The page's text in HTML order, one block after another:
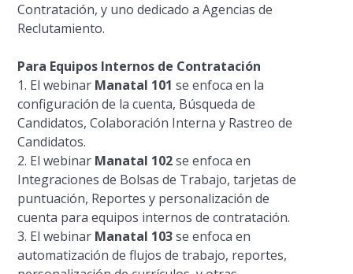
Contratación, y uno dedicado a Agencias de
Reclutamiento.
Para Equipos Internos de Contratación
1. El webinar Manatal 101 se enfoca en la
configuración de la cuenta, Búsqueda de
Candidatos, Colaboración Interna y Rastreo de
Candidatos.
2. El webinar Manatal 102se enfoca en
Integraciones de Bolsas de Trabajo, tarjetas de
puntuación, Reportes y personalización de
cuenta para equipos internos de contratación.
3. El webinar Manatal 103se enfoca en
automatización de flujos de trabajo, reportes,